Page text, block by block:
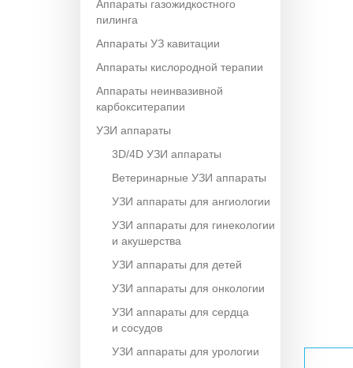
Аппараты газожидкостного
пилинга
Аппараты УЗ кавитации
Аппараты кислородной терапии
Аппараты неинвазивной
карбокситерапии
УЗИ аппараты
3D/4D УЗИ аппараты
Ветеринарные УЗИ аппараты
УЗИ аппараты для ангиологии
УЗИ аппараты для гинекологии
и акушерства
УЗИ аппараты для детей
УЗИ аппараты для онкологии
УЗИ аппараты для сердца
и сосудов
УЗИ аппараты для урологии